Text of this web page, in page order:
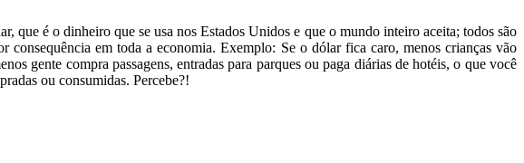
que é o dinheiro que se usa nos Estados Unidos e que o mundo inteiro aceita; todos são
consequência em toda a economia. Exemplo: Se o dólar fica caro, menos crianças vão
gente compra passagens, entradas para parques ou paga diárias de hotéis, o que você
ou consumidas. Percebe?!